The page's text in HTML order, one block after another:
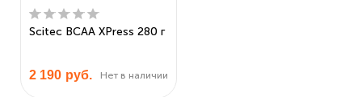
Scitec BCAA XPress 280 г
2 190 руб. Нет в наличии